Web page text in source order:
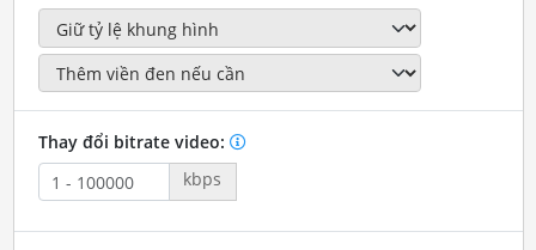
Thay đổi bitrate video:
kbps